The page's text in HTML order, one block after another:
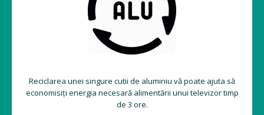
Reciclarea unei singure cutii de aluminiu vă poate ajuta să
economisiți energia necesară alimentării unui televizor timp
de 3 ore.